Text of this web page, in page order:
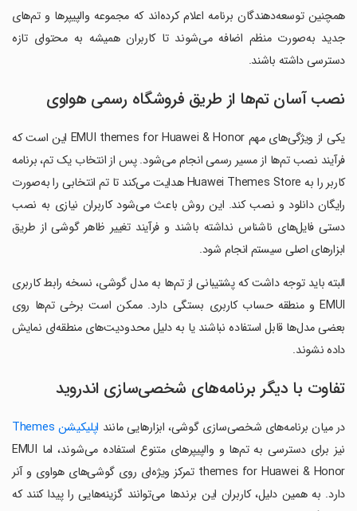
همچنین توسعه‌دهندگان برنامه اعلام کرده‌اند که مجموعه والپیپرها و تم‌های
جدید به‌صورت منظم اضافه می‌شوند تا کاربران همیشه به محتوای تازه
دسترسی داشته باشند.
نصب آسان تم‌ها از طریق فروشگاه رسمی هواوی
یکی از ویژگی‌های مهم EMUI themes for Huawei & Honor این است که
فرآیند نصب تم‌ها از مسیر رسمی انجام می‌شود. پس از انتخاب یک تم، برنامه
کاربر را به Huawei Themes Store هدایت می‌کند تا تم انتخابی را به‌صورت
رایگان دانلود و نصب کند. این روش باعث می‌شود کاربران نیازی به نصب
دستی فایل‌های ناشناس نداشته باشند و فرآیند تغییر ظاهر گوشی از طریق
ابزارهای اصلی سیستم انجام شود.
البته باید توجه داشت که پشتیبانی از تم‌ها به مدل گوشی، نسخه رابط کاربری
EMUI و منطقه حساب کاربری بستگی دارد. ممکن است برخی تم‌ها روی
بعضی مدل‌ها قابل استفاده نباشند یا به دلیل محدودیت‌های منطقه‌ای نمایش
داده نشوند.
تفاوت با دیگر برنامه‌های شخصی‌سازی اندروید
در میان برنامه‌های شخصی‌سازی گوشی، ابزارهایی مانند اپلیکیشن Themes
نیز برای دسترسی به تم‌ها و والپیپرهای متنوع استفاده می‌شوند، اما EMUI
themes for Huawei & Honor تمرکز ویژه‌ای روی گوشی‌های هواوی و آنر
دارد. به همین دلیل، کاربران این برندها می‌توانند گزینه‌هایی را پیدا کنند که